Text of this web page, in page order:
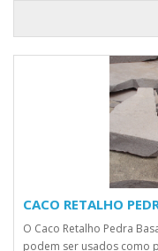
CACO RETALHO
O Caco Retalho Pedra
podem ser usados como